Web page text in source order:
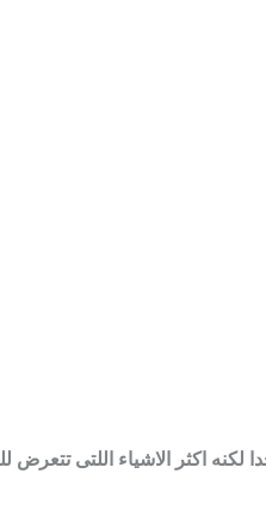
لكنه اكثر الاشياء اللتى